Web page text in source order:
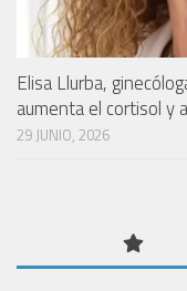
Elisa Llurba,
aumenta el cortisol y
29 JUNIO, 2026